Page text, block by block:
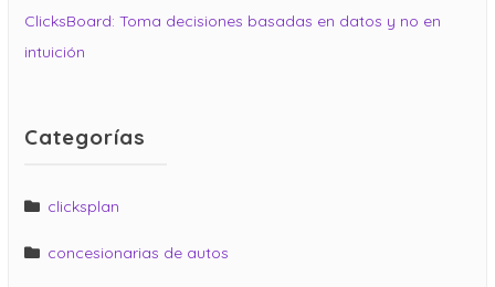
ClicksBoard: Toma decisiones basadas en datos y no en
intuición
Categorías
clicksplan
concesionarias de autos